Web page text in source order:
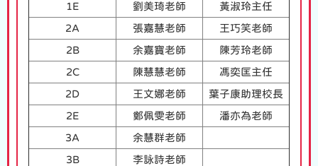
1E 劉美琦老師 黃淑玲主任
2A 張嘉慧老師 王巧笑老師
2B 余嘉寶老師 陳芳玲老師
2C 陳慧慧老師 馮奕匡主任
2D 王文娜老師 葉子康助理校長
2E 鄭佩雯老師 潘亦為老師
3A 余慧群老師
3B 李詠詩老師